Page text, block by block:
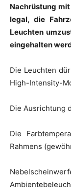
Nachrüstung
legal, die
Leuchten
eingehalten
Die Leuchten
High-Intensity-
Die Ausrichtung
Die
Rahmens